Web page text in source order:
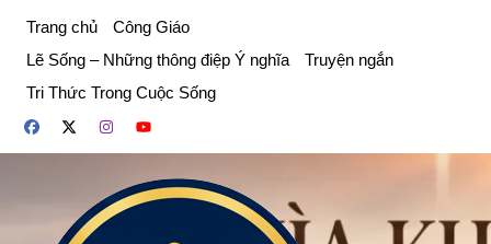
phần
dung
Trang chủ
Công Giáo
Lẽ Sống – Những thông điệp Ý nghĩa
Truyện ngắn
Tri Thức Trong Cuộc Sống